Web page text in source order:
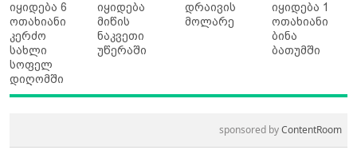
იყიდება 6
ოთახიანი
კერძო
სახლი
სოფელ
დიღომში
იყიდება
მიწის
ნაკვეთი
უწერაში
დრაივის
მოლარე
იყიდება 1
ოთახიანი
ბინა
ბათუმში
sponsored byContentRoom